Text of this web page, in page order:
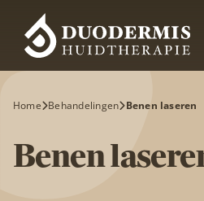
naar
inhoud
Home Behandelingen Benen laseren
Benen